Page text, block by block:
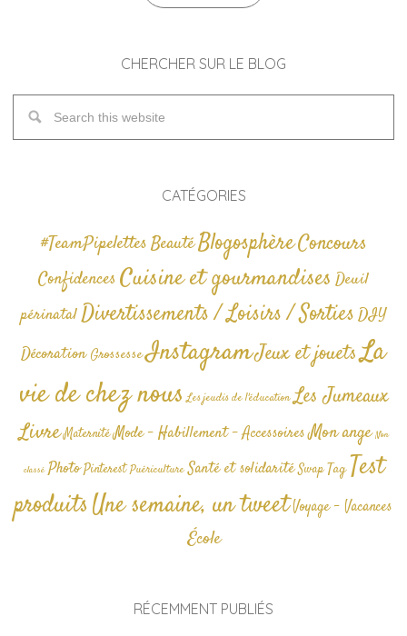
CHERCHER SUR LE BLOG
CATÉGORIES
#TeamPipelettesBeautéBlogosphèreConcours
Confidences Cuisine et gourmandises Deuil
périnatalDivertissements / Loisirs / SortiesDIY
Décoration GrossesseInstagramJeux et jouetsLa
vie de chez nous Les jeudis de l'éducation Les Jumeaux
Livre Maternité Mode - Habillement - AccessoiresMon ange Non
classé Photo Pinterest Puériculture Santé et solidarité Swap TagTest
produitsUne semaine, un tweetVoyage - Vacances
École
RÉCEMMENT PUBLIÉS